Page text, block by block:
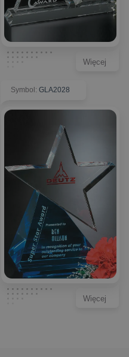
Więcej
Symbol: GLA2028
Więcej